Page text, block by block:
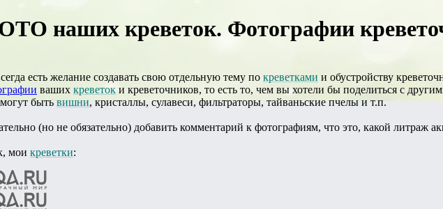
наших креветок. Фотографии
есть желание создавать свою отдельную тему по креветками и обустройству
ваших креветок и креветочников, то есть то, чем вы хотели бы поделиться с
быть вишни, кристаллы, сулавеси, фильтраторы, тайваньские пчелы и т.п.
(но не обязательно) добавить комментарий к фотографиям, что это, какой литраж
мои креветки: